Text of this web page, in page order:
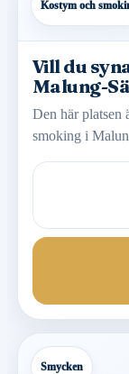
Kostym och
Vill du
Malung-
Den här platsen
smoking i
Smycken